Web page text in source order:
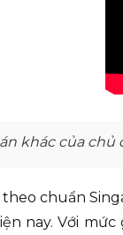
khác của chủ
chuẩn
nay. Với